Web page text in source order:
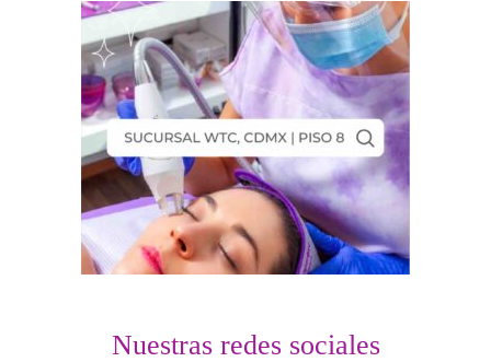
Nuestras redes sociales